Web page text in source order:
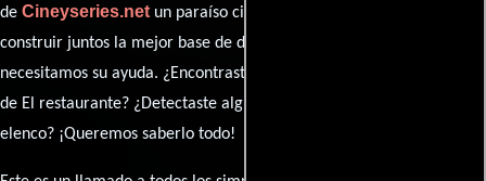
de Cineyseries.netun paraíso cinéfilo completo. Queremos
construir juntos la mejor base de datos cinematográfica, pero
necesitamos su ayuda. ¿Encontraste algún dato faltante en la ficha
de El restaurante? ¿Detectaste algún error en la sinopsis o el
elenco? ¡Queremos saberlo todo!